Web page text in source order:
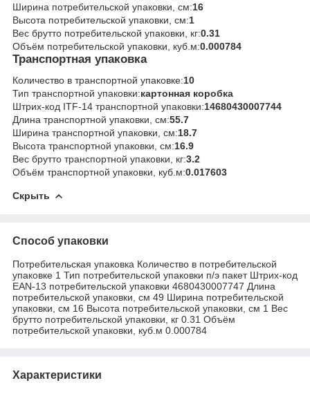
Ширина потребительской упаковки, см:16
Высота потребительской упаковки, см:1
Вес брутто потребительской упаковки, кг:0.31
Объём потребительской упаковки, куб.м:0.000784
Транспортная упаковка
Количество в транспортной упаковке:10
Тип транспортной упаковки:картонная коробка
Штрих-код ITF-14 транспортной упаковки:14680430007744
Длина транспортной упаковки, см:55.7
Ширина транспортной упаковки, см:18.7
Высота транспортной упаковки, см:16.9
Вес брутто транспортной упаковки, кг:3.2
Объём транспортной упаковки, куб.м:0.017603
Скрыть
Способ упаковки
Потребительская упаковка Количество в потребительской
упаковке 1 Тип потребительской упаковки п/э пакет Штрих-код
EAN-13 потребительской упаковки 4680430007747 Длина
потребительской упаковки, см 49 Ширина потребительской
упаковки, см 16 Высота потребительской упаковки, см 1 Вес
брутто потребительской упаковки, кг 0.31 Объём
потребительской упаковки, куб.м 0.000784
Характеристики